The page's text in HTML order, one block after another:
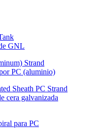
GNL
PC (aluminio)
cera galvanizada
para PC